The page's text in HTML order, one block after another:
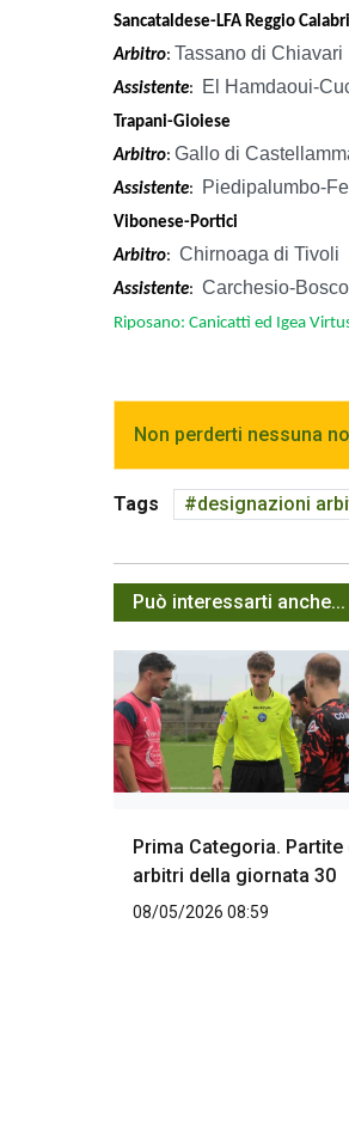
Sancataldese-LFA Reggio
Arbitro: Tassano di Chiavari
Assistente: El Hamdaoui-
Trapani-Gioiese
Arbitro: Gallo di
Assistente: Piedipalumbo-
Vibonese-Portici
Arbitro: Chirnoaga di Tivoli
Assistente: Carchesio-
Riposano: Canicattì ed Igea
Non perderti nessuna
Tags designazioni
Può interessarti anche...
Prima Categoria. Partite
arbitri della giornata 30
08/05/2026 08:59